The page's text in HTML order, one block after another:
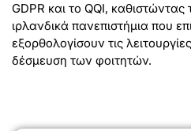
GDPR και το QQI, καθιστώντας
ιρλανδικά πανεπιστήμια που
εξορθολογίσουν τις
δέσμευση των φοιτητών.